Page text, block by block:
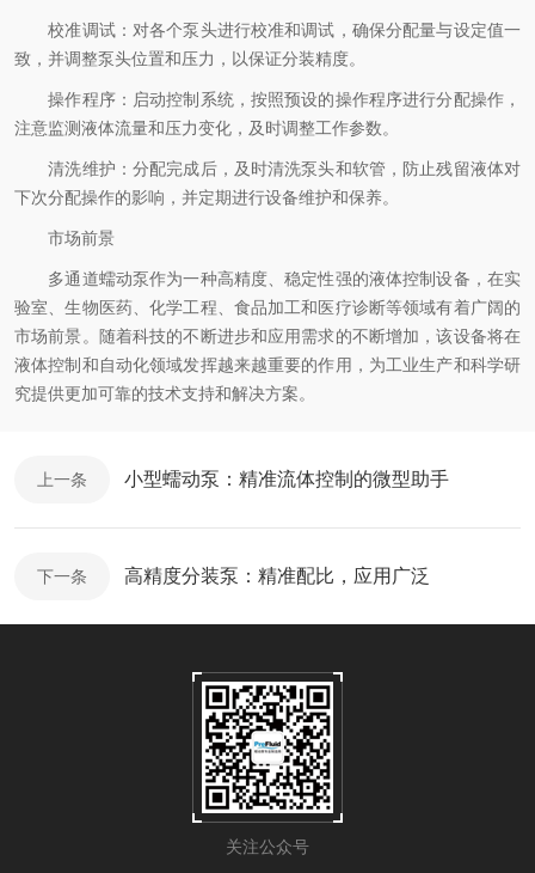
校准调试：对各个泵头进行校准和调试，确保分配量与设定值一
致，并调整泵头位置和压力，以保证分装精度。
操作程序：启动控制系统，按照预设的操作程序进行分配操作，
注意监测液体流量和压力变化，及时调整工作参数。
清洗维护：分配完成后，及时清洗泵头和软管，防止残留液体对
下次分配操作的影响，并定期进行设备维护和保养。
市场前景
多通道蠕动泵作为一种高精度、稳定性强的液体控制设备，在实
验室、生物医药、化学工程、食品加工和医疗诊断等领域有着广阔的
市场前景。随着科技的不断进步和应用需求的不断增加，该设备将在
液体控制和自动化领域发挥越来越重要的作用，为工业生产和科学研
究提供更加可靠的技术支持和解决方案。
上一条 小型蠕动泵：精准流体控制的微型助手
下一条 高精度分装泵：精准配比，应用广泛
关注公众号